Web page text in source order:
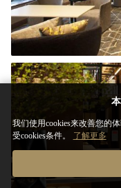
我们使用cookies来改善您的
受cookies条件。
了解更多